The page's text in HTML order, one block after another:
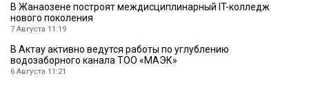
В Жанаозене построят междисциплинарный IT-колледж
нового поколения
7 Августа 11:19
В Актау активно ведутся работы по углублению
водозаборного канала ТОО «МАЭК»
6 Августа 11:21